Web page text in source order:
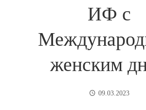
ИФ с
женским
09.03.2023